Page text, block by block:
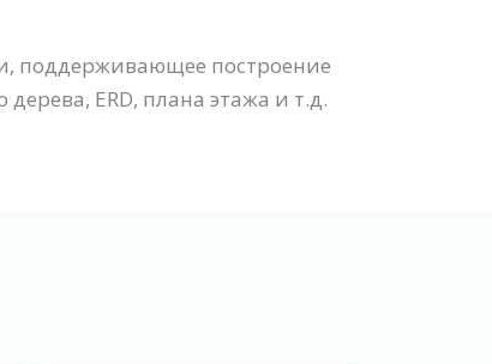
поддерживающее построение
ERD, плана этажа и т.д.